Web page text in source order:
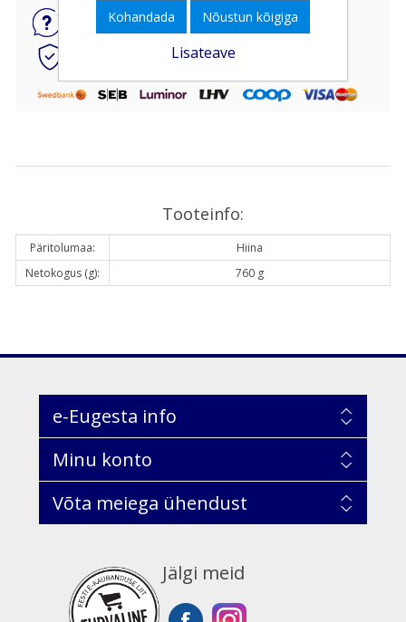
Küsitoote kohta
Kiire ja turvalineinternetimakse
Tooteinfo:
Päritolumaa:
Hiina
Netokogus (g):
760 g
e-Eugesta info
Minu konto
Võta meiega ühendust
Jälgi meid
Kohandada Nõustun kõigiga
Lisateave